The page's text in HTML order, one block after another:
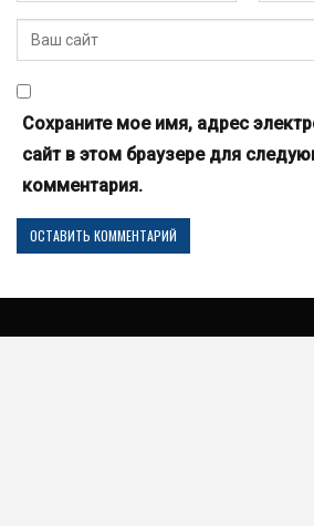
Сохраните мое имя, адрес
сайт в этом браузере для
комментария.